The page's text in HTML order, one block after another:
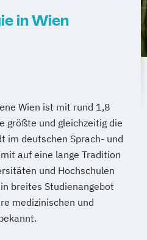
(Lehramt)
Studien
Japanologie
(Lehramt)
in Wien
Wien ist mit rund 1,8
größte und gleichzeitig die
im deutschen Sprach- und
auf eine lange Tradition
und Hochschulen
breites Studienangebot
medizinischen und